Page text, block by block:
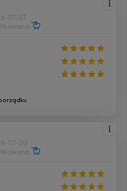
07-27
07-20